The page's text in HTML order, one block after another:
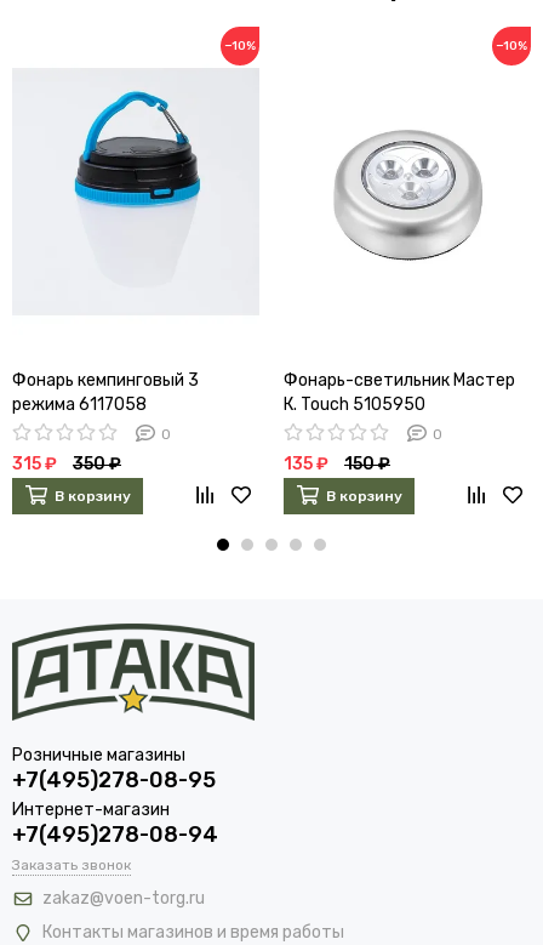
−10%
Фонарь кемпинговый 3
режима 6117058
0
315 ₽ 350 ₽
В корзину
−10%
Фонарь-светильник Мастер
К. Touch 5105950
0
135 ₽ 150 ₽
В корзину
Розничные магазины
+7(495)278-08-95
Интернет-магазин
+7(495)278-08-94
Заказать звонок
zakaz@voen-torg.ru
Контакты магазинов и время работы